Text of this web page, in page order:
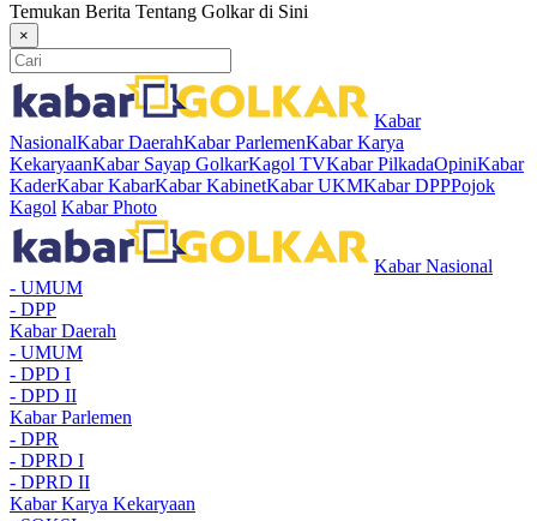
Temukan Berita Tentang Golkar di Sini
×
Kabar
NasionalKabar DaerahKabar ParlemenKabar Karya
KekaryaanKabar Sayap GolkarKagol TVKabar PilkadaOpiniKabar
KaderKabar KabarKabar KabinetKabar UKMKabar DPPPojok
Kagol Kabar Photo
Kabar Nasional
- UMUM
- DPP
Kabar Daerah
- UMUM
- DPD I
- DPD II
Kabar Parlemen
- DPR
- DPRD I
- DPRD II
Kabar Karya Kekaryaan